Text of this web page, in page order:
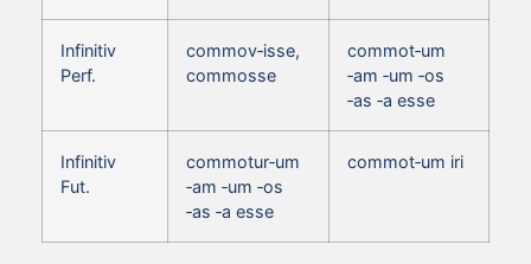
Infinitiv
Perf.
commov‑isse,
commosse
commot‑um
‑am ‑um ‑os
‑as ‑a esse
Infinitiv
Fut.
commotur‑um
‑am ‑um ‑os
‑as ‑a esse
commot‑um iri